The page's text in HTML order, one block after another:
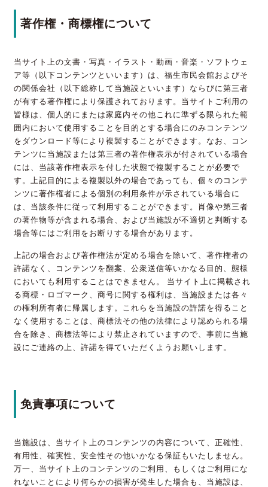
著作権・商標権について
当サイト上の文書・写真・イラスト・動画・音楽・ソフトウェ
ア等（以下コンテンツといいます）は、福生市民会館およびそ
の関係会社（以下総称して当施設といいます）ならびに第三者
が有する著作権により保護されております。当サイトご利用の
皆様は、個人的にまたは家庭内その他これに準ずる限られた範
囲内において使用することを目的とする場合にのみコンテンツ
をダウンロード等により複製することができます。なお、コン
テンツに当施設または第三者の著作権表示が付されている場合
には、当該著作権表示を付した状態で複製することが必要で
す。上記目的による複製以外の場合であっても、個々のコンテ
ンツに著作権者による個別の利用条件が示されている場合に
は、当該条件に従って利用することができます。肖像や第三者
の著作物等が含まれる場合、および当施設が不適切と判断する
場合等にはご利用をお断りする場合があります。
上記の場合および著作権法が定める場合を除いて、著作権者の
許諾なく、コンテンツを翻案、公衆送信等いかなる目的、態様
においても利用することはできません。 当サイト上に掲載され
る商標・ロゴマーク、商号に関する権利は、当施設または各々
の権利所有者に帰属します。これらを当施設の許諾を得ること
なく使用することは、商標法その他の法律により認められる場
合を除き、商標法等により禁止されていますので、事前に当施
設にご連絡の上、許諾を得ていただくようお願いします。
免責事項について
当施設は、当サイト上のコンテンツの内容について、正確性、
有用性、確実性、安全性その他いかなる保証もいたしません。
万一、当サイト上のコンテンツのご利用、もしくはご利用にな
れないことにより何らかの損害が発生した場合も、当施設は、